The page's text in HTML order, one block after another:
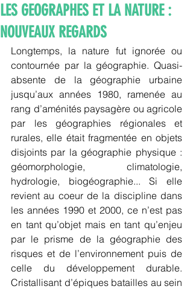
LES GEOGRAPHES ET LA NATURE :
NOUVEAUX REGARDS
Longtemps, la nature fut ignorée ou
contournée par la géographie. Quasi-
absente de la géographie urbaine
jusqu’aux années 1980, ramenée au
rang d’aménités paysagère ou agricole
par les géographies régionales et
rurales, elle était fragmentée en objets
disjoints par la géographie physique :
géomorphologie, climatologie,
hydrologie, biogéographie... Si elle
revient au coeur de la discipline dans
les années 1990 et 2000, ce n’est pas
en tant qu’objet mais en tant qu’enjeu
par le prisme de la géographie des
risques et de l’environnement puis de
celle du développement durable.
Cristallisant d’épiques batailles au sein